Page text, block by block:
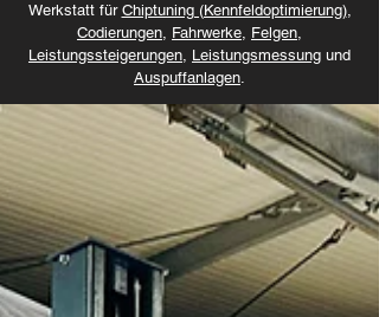
Werkstatt für Chiptuning (Kennfeldoptimierung),
Codierungen, Fahrwerke, Felgen,
Leistungssteigerungen, Leistungsmessung und
Auspuffanlagen.